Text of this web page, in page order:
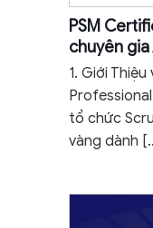
PSM
chuyên
1. Giới
tổ chức
vàng dành